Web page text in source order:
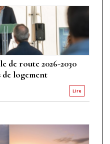
de route 2026-2030
logement
Lire